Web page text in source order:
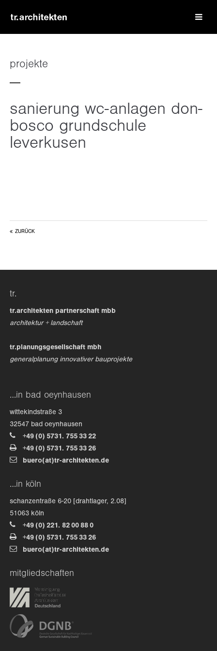
passwort
get in touch
376-293 city road, suite 600
san francisco, ca 94102
+44 1234 567 890
drop us a line
info@yourdomain.com
about us
lorem ipsum dolor sit amet, consectetuer
aenean commodo ligula eget dolor. aenean massa. cum
sociis natoque penatibus et magnis dis parturient
montes, nascetur ridiculus mus. donec quam felis,
ultricies nec.
projekte
sanierung wc-anlagen don-
bosco grundschule
leverkusen
ZURÜCK
tr.
tr.architekten partnerschaft mbb
architektur + landschaft
tr.planungsgesellschaft mbh
generalplanung innovativer bauprojekte
…in bad oeynhausen
wittekindstraße 3
32547 bad oeynhausen
+49 (0) 5731. 755 33 22
+49 (0) 5731. 755 33 26
buero(at)tr-architekten.de
…in köln
schanzentraße 6-20 [drahtlager, 2.08]
51063 köln
+49 (0) 221. 82 00 88 0
+49 (0) 5731. 755 33 26
buero(at)tr-architekten.de
mitgliedschaften